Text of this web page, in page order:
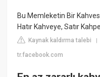
Bu Memleketin Bir
Hatır Kahveye, Satır
Kaynak kaldırma talebi
tr.facebook.com